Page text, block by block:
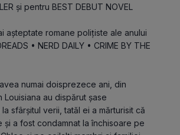
și pentru BEST DEBUT NOVEL
așteptate romane polițiste ale anului
• NERD DAILY • CRIME BY THE
numai doisprezece ani, din
Louisiana au dispărut șase
sfârșitul verii, tatăl ei a mărturisit că
și a fost condamnat la închisoare pe